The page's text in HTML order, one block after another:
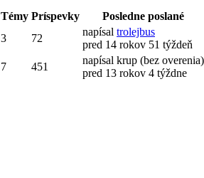
Témy Príspevky
Posledne poslané
3 72
napísal trolejbus
pred 14 rokov 51 týždeň
7 451
napísal krup (bez overenia)
pred 13 rokov 4 týždne